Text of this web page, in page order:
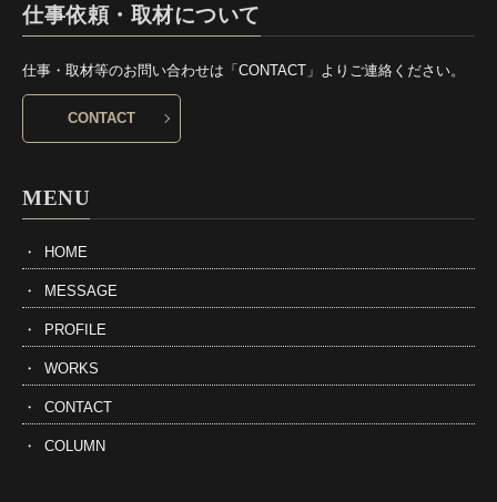
仕事依頼・取材について
仕事・取材等のお問い合わせは「CONTACT」よりご連絡ください。
CONTACT
MENU
HOME
MESSAGE
PROFILE
WORKS
CONTACT
COLUMN